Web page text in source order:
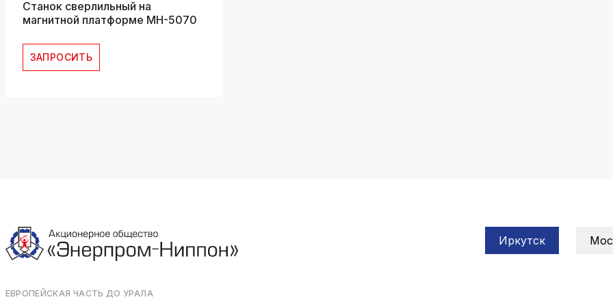
Станок сверлильный на
магнитной платформе МH-5070
ЗАПРОСИТЬ
ЕВРОПЕЙСКАЯ ЧАСТЬ ДО УРАЛА
Иркутск